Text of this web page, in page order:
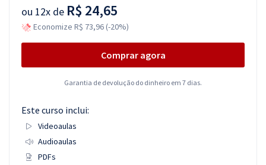
ou 12x de R$ 24,65
Economize R$ 73,96 (-20%)
Comprar agora
Garantia de devolução do dinheiro em 7 dias.
Este curso inclui:
Videoaulas
Audioaulas
PDFs